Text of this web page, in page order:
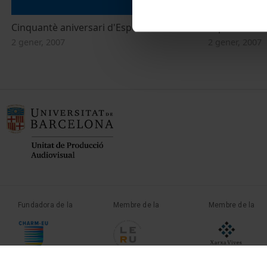
Cinquantè aniversari d'Esports UB
2 gener, 2007
Fundadora de la Membre de la Membre de la